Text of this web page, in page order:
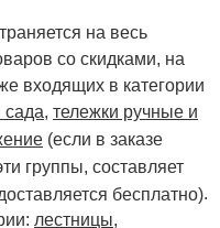
на весь
со скидками, на
входящих в категории
сада, тележки ручные и
(если в заказе
группы, составляет
бесплатно).
лестницы,